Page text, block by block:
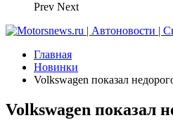
Prev Next
Главная
Новинки
Volkswagen показал
Volkswagen показал